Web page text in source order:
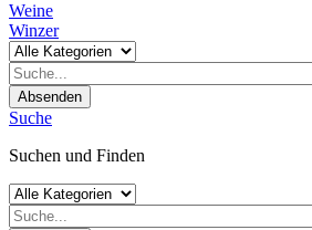
Weine
Winzer
Absenden
Suche
Suchen und Finden